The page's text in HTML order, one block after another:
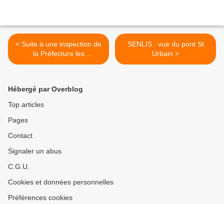
< Suite à une inspection de
la Préfecture les
agriculteurs qui exploitent le
revoir leur copie
SENLIS : vue du pont St
Urbain >
Hébergé par Overblog
Top articles
Pages
Contact
Signaler un abus
C.G.U.
Cookies et données personnelles
Préférences cookies